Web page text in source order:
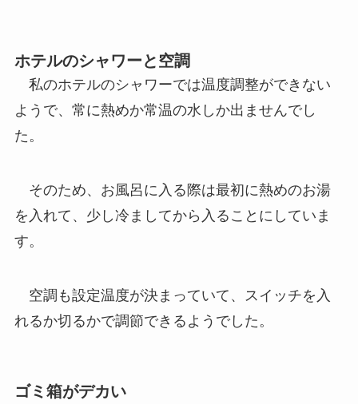
ホテルのシャワーと空調
私のホテルのシャワーでは温度調整ができない
ようで、常に熱めか常温の水しか出ませんでし
た。
そのため、お風呂に入る際は最初に熱めのお湯
を入れて、少し冷ましてから入ることにしていま
す。
空調も設定温度が決まっていて、スイッチを入
れるか切るかで調節できるようでした。
ゴミ箱がデカい